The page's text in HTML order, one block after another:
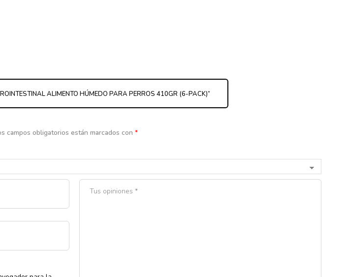
ALIMENTO HÚMEDO PARA PERROS 410GR (6-PACK)”
campos obligatorios están marcados con *